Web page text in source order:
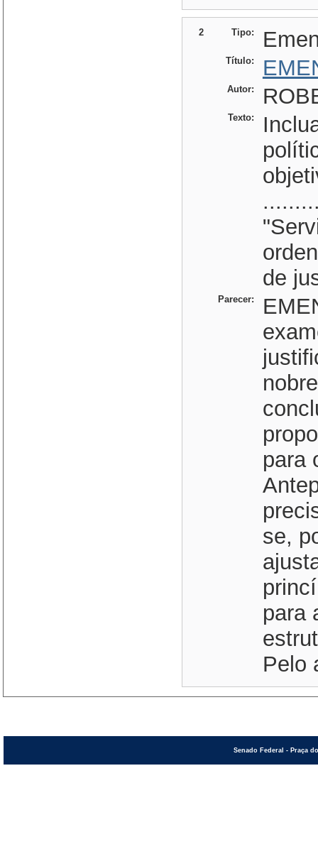
2 Tipo:
Título:
Autor:
Texto:
de
Parecer:
para
se,
para
Pelo
Senado Federal - Praça